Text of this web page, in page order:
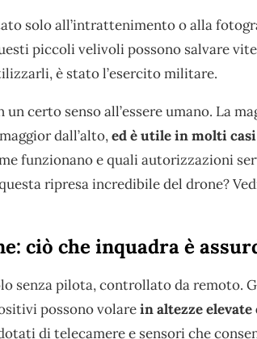
solo all’intrattenimento o alla
piccoli velivoli possono salvare
è stato l’esercito militare.
certo senso all’essere umano. La
dall’alto,ed è utile in molti casi
funzionano e quali autorizzazioni
ripresa incredibile del drone?
ciò che inquadra è
senza pilota, controllato da remoto.
possono volarein altezze elevate
di telecamere e sensori che